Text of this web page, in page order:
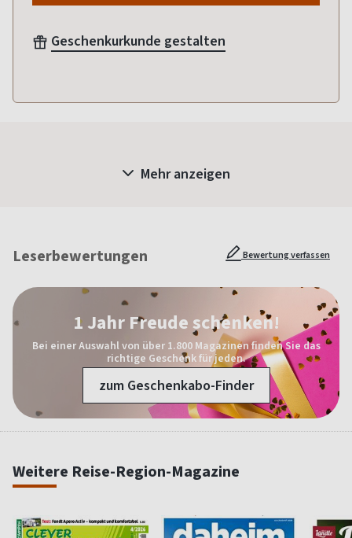
Geschenkurkunde gestalten
Mehr anzeigen
Leserbewertungen Bewertung verfassen
1 Jahr Freude schenken!
Bei einer Auswahl von über 1.800 Magazinen finden Sie das
richtige Geschenk für jeden.
zum Geschenkabo-Finder
Weitere Reise-Region-Magazine